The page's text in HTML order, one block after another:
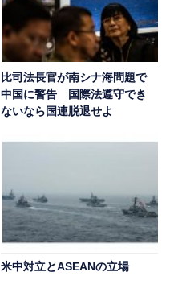
比司法長官が南シナ海問題で
中国に警告 国際法遵守でき
ないなら国連脱退せよ
米中対立とASEANの立場